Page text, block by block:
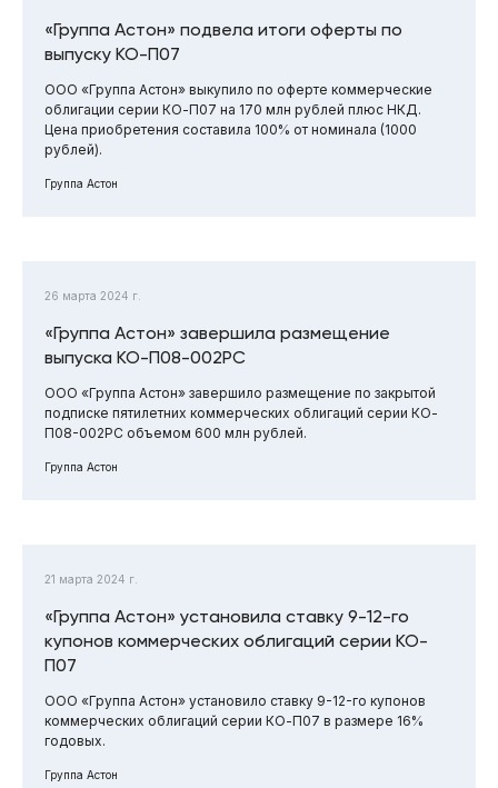
«Группа Астон» подвела итоги оферты по
выпуску КО-П07
ООО «Группа Астон» выкупило по оферте коммерческие
облигации серии КО-П07 на 170 млн рублей плюс НКД.
Цена приобретения составила 100% от номинала (1000
рублей).
Группа Астон
26 марта 2024 г.
«Группа Астон» завершила размещение
выпуска КО-П08-002РС
ООО «Группа Астон» завершило размещение по закрытой
подписке пятилетних коммерческих облигаций серии КО-
П08-002РС объемом 600 млн рублей.
Группа Астон
21 марта 2024 г.
«Группа Астон» установила ставку 9-12-го
купонов коммерческих облигаций серии КО-
П07
ООО «Группа Астон» установило ставку 9-12-го купонов
коммерческих облигаций серии КО-П07 в размере 16%
годовых.
Группа Астон